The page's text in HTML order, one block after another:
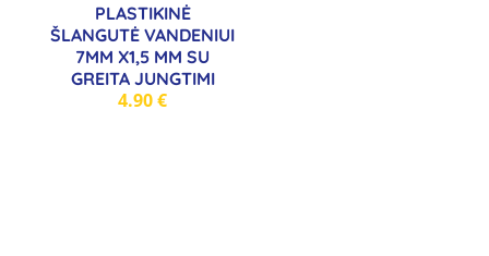
PLASTIKINĖ
ŠLANGUTĖ VANDENIUI
7MM X1,5 MM SU
GREITA JUNGTIMI
4.90€